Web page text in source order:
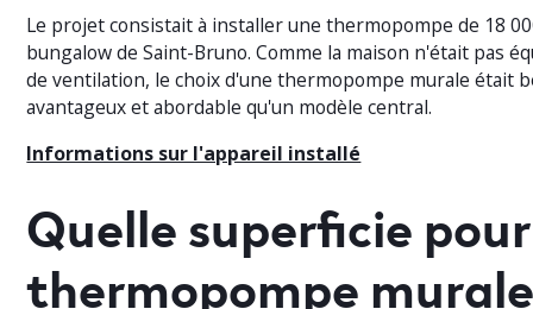
Le projet consistait à installer une thermopompe de 18
bungalow de Saint-Bruno. Comme la maison n'était pas
de ventilation, le choix d'une thermopompe murale était
avantageux et abordable qu'un modèle central.
Informations sur l'appareil installé
Quelle superficie
thermopompe